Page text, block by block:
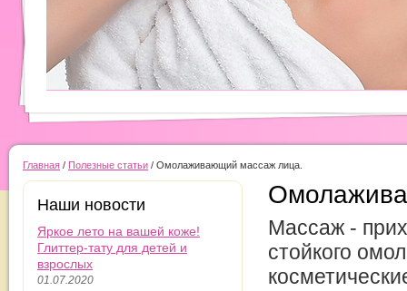
Главная / Полезные статьи / Омолаживающий массаж лица.
Наши новости
Яркое лето на вашей коже!
Глиттер-тату для детей и
взрослых
01.07.2020
Массаж -
стойкого